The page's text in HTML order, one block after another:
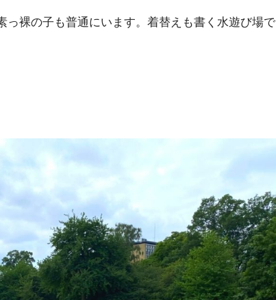
っ裸の子も普通にいます。着替えも書く水遊び場で